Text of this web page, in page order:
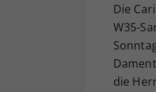
Die
W35-
die